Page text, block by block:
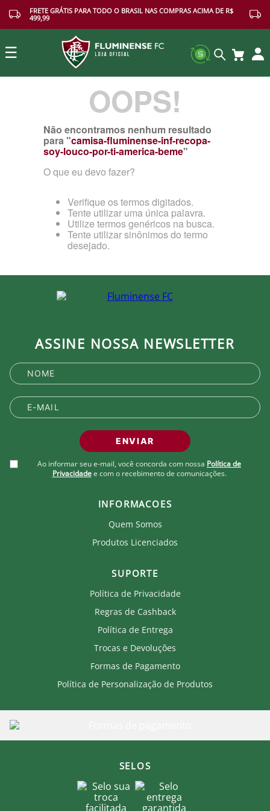
FRETE GRÁTIS PARA TODO O BRASIL NAS COMPRAS ACIMA DE R$
499,99
☰
OOPS!
Não encontramos nenhum resultado
para "camisa-fluminense-inf-recopa-
soy-louco-por-ti-america-beme"
O que eu devo fazer?
Verifique os termos digitados.
Tente utilizar uma única palavra.
Utilize termos genéricos na busca.
Tente utilizar sinônimos do termo
desejado.
ASSINE NOSSA NEWSLETTER
ENVIAR
Ao informar seu e-mail, você concorda com nossa Política de
Privacidade e com o recebimento de comunicações.
INFORMACOES
Quem Somos
Produtos Licenciados
SUPORTE
Política de Privacidade
Regras de Cashback
Política de Entrega
Trocas e Devoluções
Formas de Pagamento
Política de Personalização de Produtos
SELOS